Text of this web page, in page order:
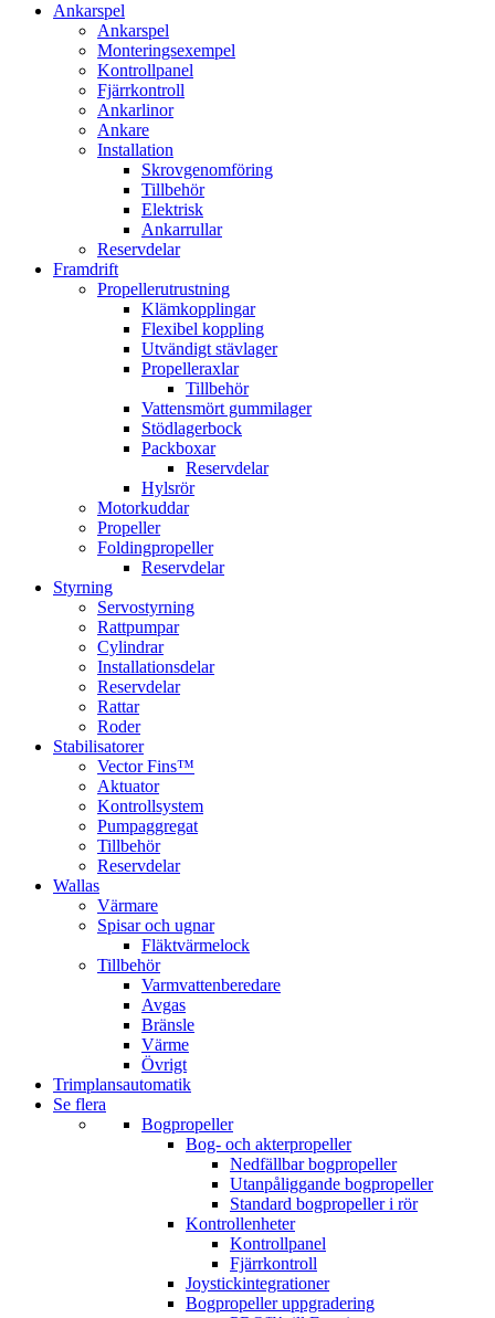
Ankarspel
Ankarspel
Monteringsexempel
Kontrollpanel
Fjärrkontroll
Ankarlinor
Ankare
Installation
Skrovgenomföring
Tillbehör
Elektrisk
Ankarrullar
Reservdelar
Framdrift
Propellerutrustning
Klämkopplingar
Flexibel koppling
Utvändigt stävlager
Propelleraxlar
Tillbehör
Vattensmört gummilager
Stödlagerbock
Packboxar
Reservdelar
Hylsrör
Motorkuddar
Propeller
Foldingpropeller
Reservdelar
Styrning
Servostyrning
Rattpumpar
Cylindrar
Installationsdelar
Reservdelar
Rattar
Roder
Stabilisatorer
Vector Fins™
Aktuator
Kontrollsystem
Pumpaggregat
Tillbehör
Reservdelar
Wallas
Värmare
Spisar och ugnar
Fläktvärmelock
Tillbehör
Varmvattenberedare
Avgas
Bränsle
Värme
Övrigt
Trimplansautomatik
Se flera
Bogpropeller
Bog- och akterpropeller
Nedfällbar bogpropeller
Utanpåliggande bogpropeller
Standard bogpropeller i rör
Kontrollenheter
Kontrollpanel
Fjärrkontroll
Joystickintegrationer
Bogpropeller uppgradering